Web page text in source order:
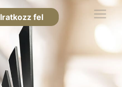
Iratkozz fel